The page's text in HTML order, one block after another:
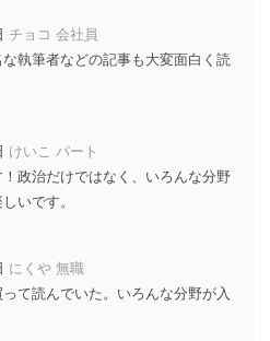
る法令、国が定める指針及び
。また、当社の管理の仕組み
他の規範を常に適合させま
及び安全性を確保するため
をはじめとする安全対策を実
うことのできる機器及び当該
者を明確化し、 個人データへ
チョコ 会社員
執筆者などの記事も大変面白く読
けいこ パート
政治だけではなく、いろんな分野
いです。
にくや 無職
て読んでいた。いろんな分野が入